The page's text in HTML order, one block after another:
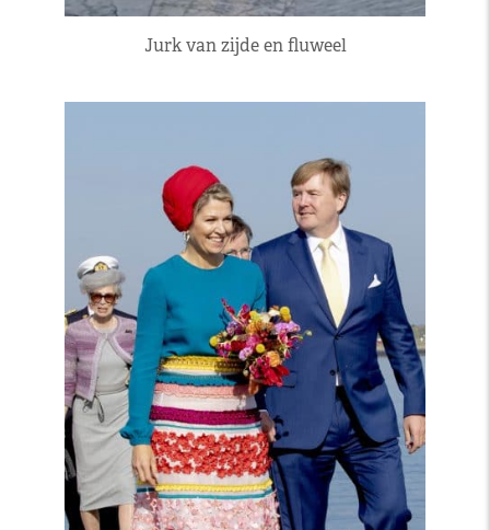
Jurk van zijde en fluweel